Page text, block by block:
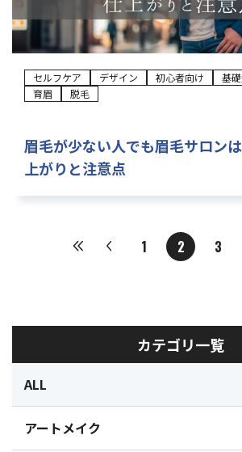
セルフケア デザイン 初心者向け 基
育眉
脱毛
眉毛が少ない人でも眉毛サロン
上がりと注意点
カテゴリ一覧
ALL
アートメイク
1 2 3